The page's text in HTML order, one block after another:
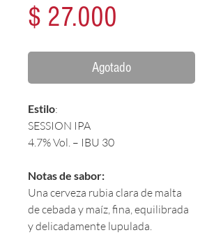
$ 27.000
Agotado
Estilo:
SESSION IPA
4.7% Vol. – IBU 30
Notas de sabor:
Una cerveza rubia clara de malta
de cebada y maíz, fina, equilibrada
y delicadamente lupulada.